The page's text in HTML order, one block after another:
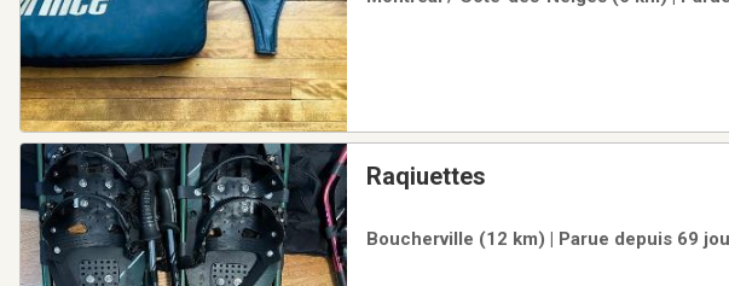
Raqiuettes
Boucherville (12 km) | Parue depuis 69